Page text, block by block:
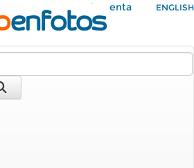
Mi Cuenta ENGLISH